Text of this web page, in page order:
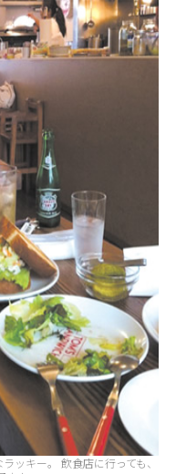
ッキー。 飲食店に行っても、